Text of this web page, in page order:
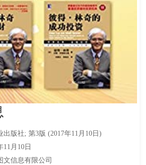
出版社; 第3版 (2017年11月10日)
11月10日
文信息有限公司